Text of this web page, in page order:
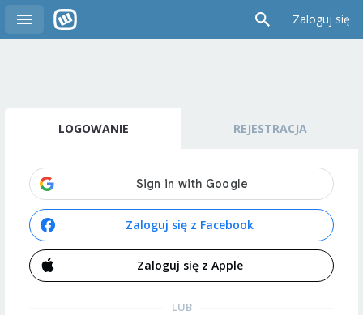
Zaloguj się
LOGOWANIE REJESTRACJA
Zaloguj się z Facebook
Zaloguj się z Apple
LUB